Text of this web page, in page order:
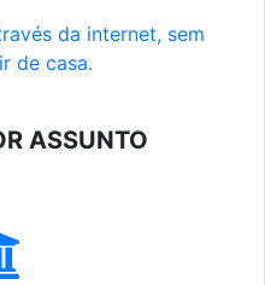
da internet, sem
de casa.
ASSUNTO